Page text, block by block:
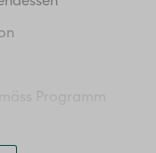
Programm